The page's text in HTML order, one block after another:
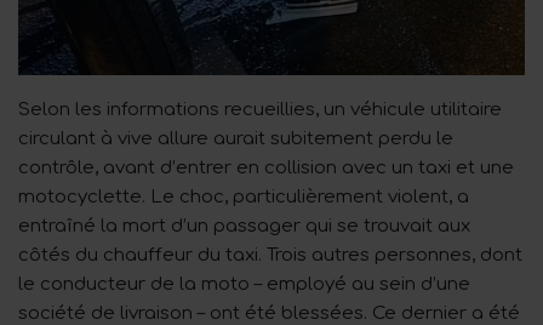
Selon les informations recueillies, un véhicule utilitaire
circulant à vive allure aurait subitement perdu le
contrôle, avant d’entrer en collision avec un taxi et une
motocyclette. Le choc, particulièrement violent, a
entraîné la mort d’un passager qui se trouvait aux
côtés du chauffeur du taxi. Trois autres personnes, dont
le conducteur de la moto – employé au sein d’une
société de livraison – ont été blessées. Ce dernier a été